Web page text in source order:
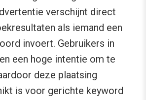
verschijnt direct
als iemand een
invoert. Gebruikers in
een hoge intentie om te
deze plaatsing
is voor gerichte keyword